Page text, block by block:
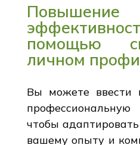
Повышение
помощью
личном
Вы можете ввести
чтобы
вашему опыту и